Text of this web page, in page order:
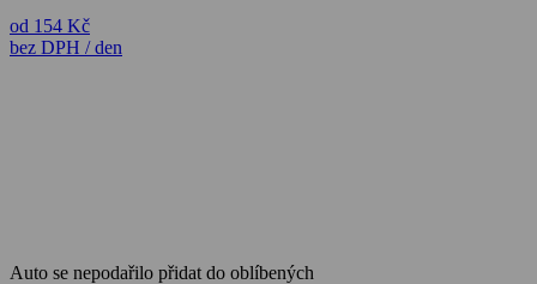
od 154 Kč
bez DPH / den
Auto se nepodařilo přidat do oblíbených